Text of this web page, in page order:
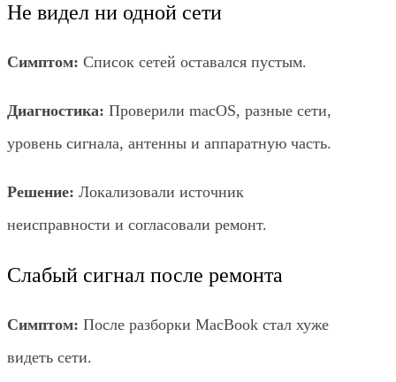
Не видел ни одной сети
Симптом: Список сетей оставался пустым.
Диагностика: Проверили macOS, разные сети,
уровень сигнала, антенны и аппаратную часть.
Решение: Локализовали источник
неисправности и согласовали ремонт.
Слабый сигнал после ремонта
Симптом: После разборки MacBook стал хуже
видеть сети.